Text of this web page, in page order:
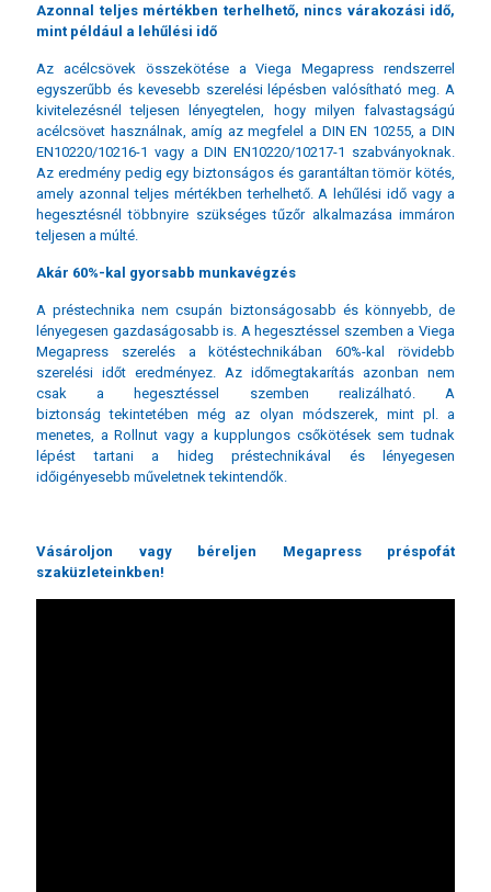
Azonnal teljes mértékben terhelhető, nincs várakozási idő,
mint például a lehűlési idő
Az acélcsövek összekötése a Viega Megapress rendszerrel
egyszerűbb és kevesebb szerelési lépésben valósítható meg. A
kivitelezésnél teljesen lényegtelen, hogy milyen falvastagságú
acélcsövet használnak, amíg az megfelel a DIN EN 10255, a DIN
EN10220/10216-1 vagy a DIN EN10220/10217-1 szabványoknak.
Az eredmény pedig egy biztonságos és garantáltan tömör kötés,
amely azonnal teljes mértékben terhelhető. A lehűlési idő vagy a
hegesztésnél többnyire szükséges tűzőr alkalmazása immáron
teljesen a múlté.
Akár 60%-kal gyorsabb munkavégzés
A préstechnika nem csupán biztonságosabb és könnyebb, de
lényegesen gazdaságosabb is. A hegesztéssel szemben a Viega
Megapress szerelés a kötéstechnikában 60%-kal rövidebb
szerelési időt eredményez. Az időmegtakarítás azonban nem
csak a hegesztéssel szemben realizálható. A
biztonság tekintetében még az olyan módszerek, mint pl. a
menetes, a Rollnut vagy a kupplungos csőkötések sem tudnak
lépést tartani a hideg préstechnikával és lényegesen
időigényesebb műveletnek tekintendők.
Vásároljon vagy béreljen Megapress préspofát
szaküzleteinkben!